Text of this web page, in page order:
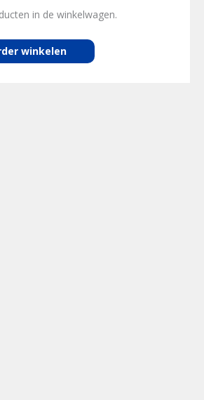
in de winkelwagen.
winkelen